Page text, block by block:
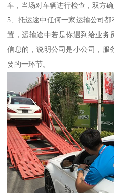
车，当场对车辆进行检查，双方
5、托运途中任何一家运输公司
置，运输途中若是你遇到给业务
信息的，说明公司是小公司，服
要的一环节。